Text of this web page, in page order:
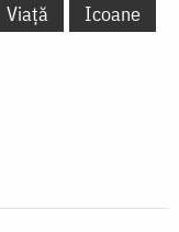
Viață
Icoane